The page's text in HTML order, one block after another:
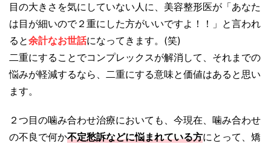
目の大きさを気にしていない人に、美容整形医が「あなた
は目が細いので２重にした方がいいですよ！！」と言われ
ると余計なお世話になってきます。(笑)
二重にすることでコンプレックスが解消して、それまでの
悩みが軽減するなら、二重にする意味と価値はあると思い
ます。
２つ目の噛み合わせ治療においても、今現在、噛み合わせ
の不良で何か不定愁訴などに悩まれている方にとって、矯